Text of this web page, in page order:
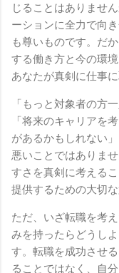
じることはありませ
ーションに全力で向
も尊いものです。だ
する働き方と今の環
あなたが真剣に仕事
「もっと対象者の方
「将来のキャリアを
があるかもしれない
悪いことではありま
すさを真剣に考える
提供するための大切な
ただ、いざ転職を考
みを持ったらどうし
す。転職を成功させ
ることではなく、自